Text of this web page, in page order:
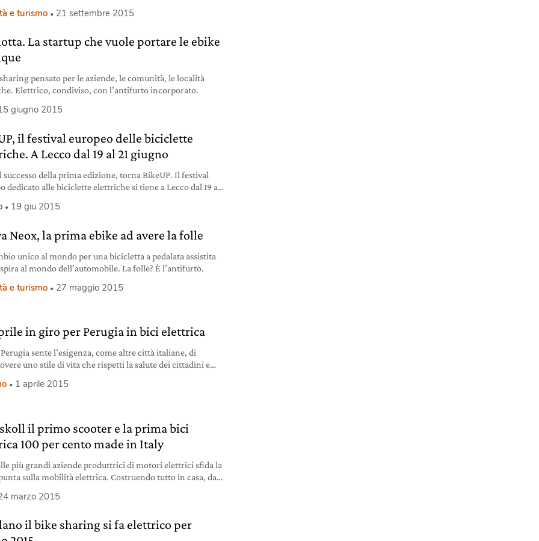
e turismo 21 settembre 2015
La startup che vuole portare le ebike
pensato per le aziende, le comunità, le località
Elettrico, condiviso, con l’antifurto incorporato.
giugno 2015
il festival europeo delle biciclette
A Lecco dal 19 al 21 giugno
successo della prima edizione, torna BikeUP. Il festival
dedicato alle biciclette elettriche si tiene a Lecco dal 19 al
evoluzioni, ma soprattutto un’occasione unica per capire
19 giu 2015
Neox, la prima ebike ad avere la folle
unico al mondo per una bicicletta a pedalata assistita
al mondo dell’automobile. La folle? È l’antifurto.
e turismo 27 maggio 2015
in giro per Perugia in bici elettrica
sente l’esigenza, come altre città italiane, di
uno stile di vita che rispetti la salute dei cittadini e
così Perugia in Bici elettrica, attraverso l’impiego delle
1 aprile 2015
il primo scooter e la prima bici
100 per cento made in Italy
più grandi aziende produttrici di motori elettrici sfida la
sulla mobilità elettrica. Costruendo tutto in casa, dal
marzo 2015
il bike sharing si fa elettrico per